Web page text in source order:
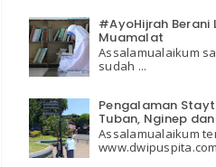
#AyoHijrah Berani
Muamalat
Assalamualaikum
sudah ...
Pengalaman
Tuban, Nginep
Assalamualaikum